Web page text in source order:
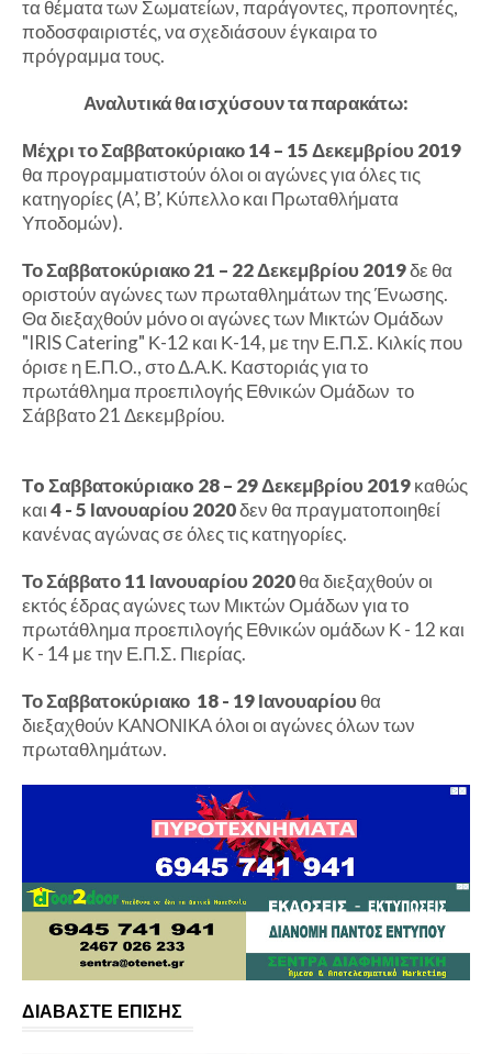
τα θέματα των Σωματείων, παράγοντες, προπονητές,
ποδοσφαιριστές, να σχεδιάσουν έγκαιρα το
πρόγραμμα τους.
Αναλυτικά θα ισχύσουν τα παρακάτω:
Μέχρι το Σαββατοκύριακο 14 – 15 Δεκεμβρίου 2019
θα προγραμματιστούν όλοι οι αγώνες για όλες τις
κατηγορίες (Α’, Β’, Κύπελλο και Πρωταθλήματα
Υποδομών).
Το Σαββατοκύριακο 21 – 22 Δεκεμβρίου 2019δε θα
οριστούν αγώνες των πρωταθλημάτων της Ένωσης.
Θα διεξαχθούν μόνο οι αγώνες των Μικτών Ομάδων
"IRIS Catering" Κ-12 και Κ-14, με την Ε.Π.Σ. Κιλκίς που
όρισε η Ε.Π.Ο., στο Δ.Α.Κ. Καστοριάς για το
πρωτάθλημα προεπιλογής Εθνικών Ομάδων το
Σάββατο 21 Δεκεμβρίου.
Τo Σαββατοκύριακo 28 – 29 Δεκεμβρίου 2019καθώς
και4 - 5 Ιανουαρίου 2020δεν θα πραγματοποιηθεί
κανένας αγώνας σε όλες τις κατηγορίες.
Το Σάββατο 11 Ιανουαρίου 2020θα διεξαχθούν οι
εκτός έδρας αγώνες των Μικτών Ομάδων για το
πρωτάθλημα προεπιλογής Εθνικών ομάδων Κ - 12 και
Κ - 14 με την Ε.Π.Σ. Πιερίας.
Το Σαββατοκύριακο 18 - 19 Ιανουαρίουθα
διεξαχθούν ΚΑΝΟΝΙΚΑ όλοι οι αγώνες όλων των
πρωταθλημάτων.
ΔΙΑΒΑΣΤΕ ΕΠΙΣΗΣ